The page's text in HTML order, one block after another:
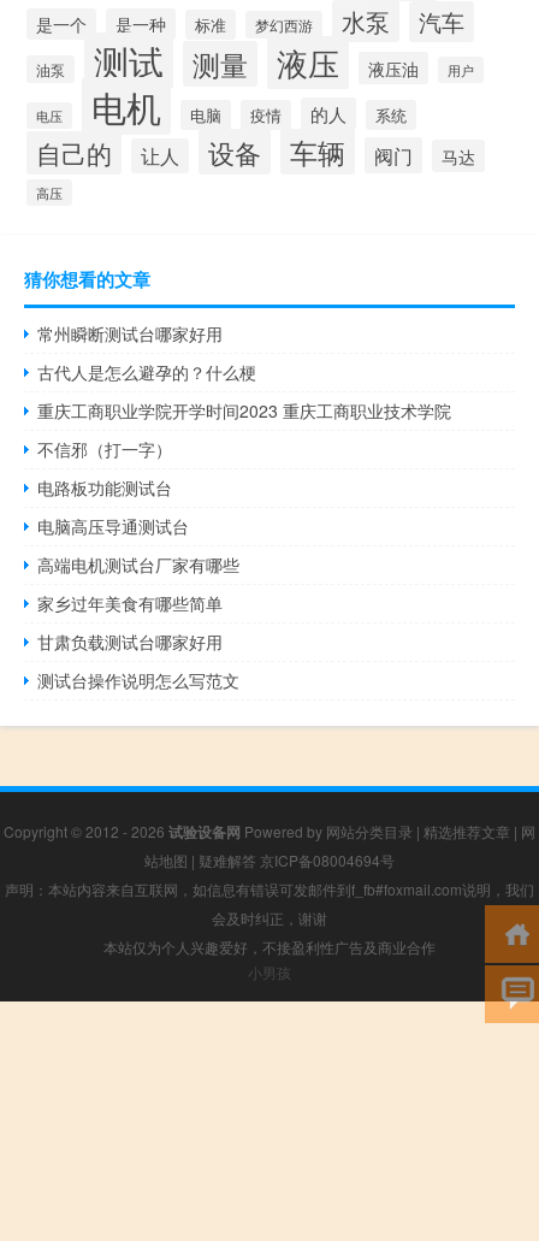
是一个 是一种 标准 梦幻西游 水泵 汽车
油泵 测试 测量 液压 液压油 用户
电压 电机 电脑 疫情 的人 系统
自己的 让人 设备 车辆 阀门 马达
高压
猜你想看的文章
常州瞬断测试台哪家好用
古代人是怎么避孕的？什么梗
重庆工商职业学院开学时间2023 重庆工商职业技术学院
不信邪（打一字）
电路板功能测试台
电脑高压导通测试台
高端电机测试台厂家有哪些
家乡过年美食有哪些简单
甘肃负载测试台哪家好用
测试台操作说明怎么写范文
Copyright © 2012 - 2026 试验设备网 Powered by 网站分类目录 | 精选推荐文章 | 网
站地图 | 疑难解答 京ICP备08004694号
声明：本站内容来自互联网，如信息有错误可发邮件到f_fb#foxmail.com说明，我们
会及时纠正，谢谢
本站仅为个人兴趣爱好，不接盈利性广告及商业合作
小男孩